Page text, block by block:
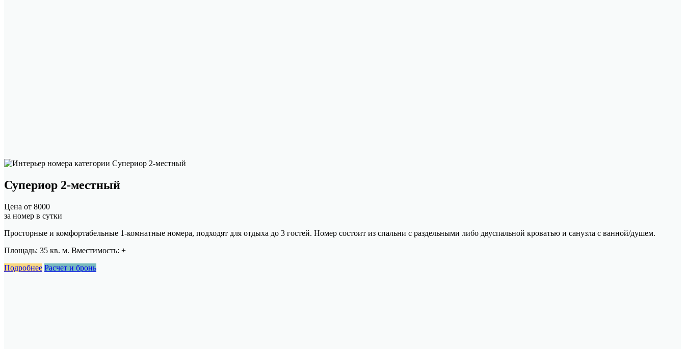
Супериор 2-местный
Цена от 8000
за номер в сутки
Просторные и комфортабельные 1-комнатные номера, подходят для отдыха до 3 гостей. Номер состоит из спальни с раздельными либо двуспальной кроватью и санузла с ванной/душем.
Площадь: 35 кв. м. Вместимость: +
Подробнее Расчет и бронь